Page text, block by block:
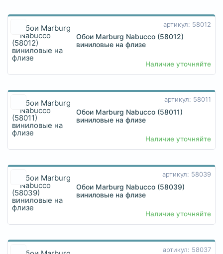
артикул: 58012
Обои Marburg Nabucco (58012)
виниловые на флизе
Наличие уточняйте
артикул: 58011
Обои Marburg Nabucco (58011)
виниловые на флизе
Наличие уточняйте
артикул: 58039
Обои Marburg Nabucco (58039)
виниловые на флизе
Наличие уточняйте
артикул: 58037